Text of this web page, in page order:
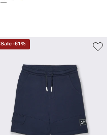
Sale-61%